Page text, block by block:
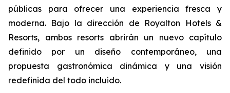
públicas para ofrecer una experiencia fresca y
moderna. Bajo la dirección de Royalton Hotels &
Resorts, ambos resorts abrirán un nuevo capítulo
definido por un diseño contemporáneo, una
propuesta gastronómica dinámica y una visión
redefinida del todo incluido.